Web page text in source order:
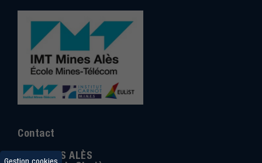
Contact
IMT MINES ALÈS
Gestion cookies